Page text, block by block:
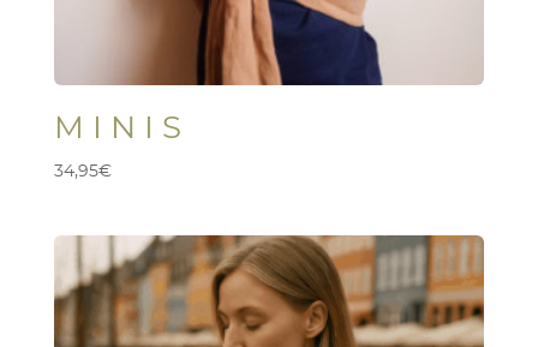
M I N I S
34,95€